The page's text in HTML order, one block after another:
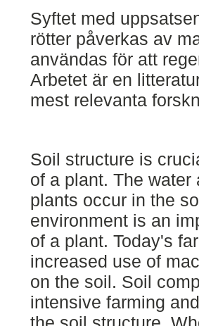
Syftet med
rötter påverkas av
användas för att
Arbetet är en
mest relevanta
Soil structure is
of a plant. The
plants occur in the
environment is an
of a plant. Today's
increased use of
on the soil. Soil
intensive farming